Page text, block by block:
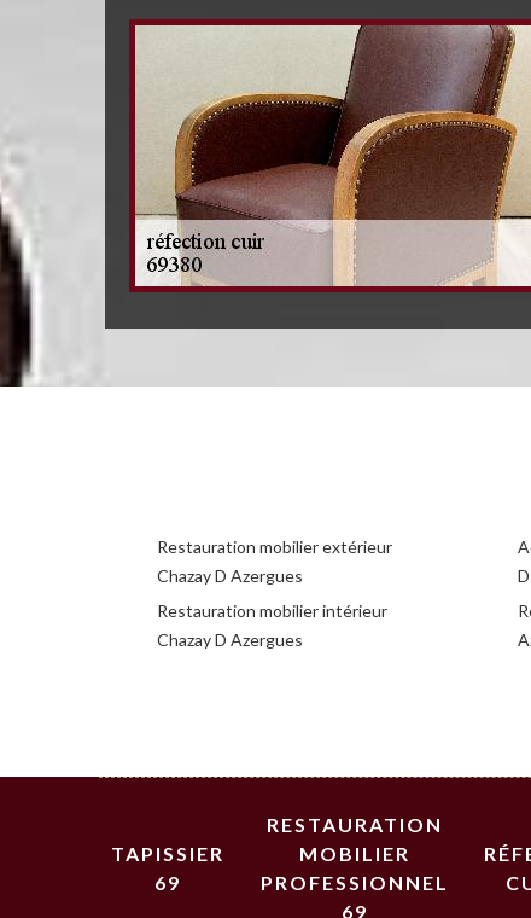
Restauration mobilier extérieur
Chazay D Azergues
Restauration mobilier intérieur
Chazay D Azergues
TAPISSIER
69
RESTAURATION
MOBILIER
PROFESSIONNEL
69